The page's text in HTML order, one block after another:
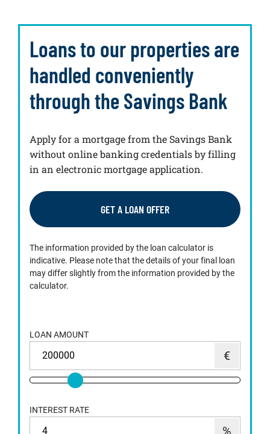
Loans to our properties are
handled conveniently
through the Savings Bank
Apply for a mortgage from the Savings Bank
without online banking credentials by filling
in an electronic mortgage application.
GET A LOAN OFFER
The information provided by the loan calculator is
indicative. Please note that the details of your final loan
may differ slightly from the information provided by the
calculator.
LOAN AMOUNT
INTEREST RATE